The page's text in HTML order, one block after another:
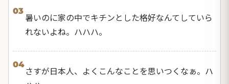
03
暑いのに家の中でキチンとした格好なんてしていら
れないよね。ハハハ。
04
さすが日本人、よくこんなことを思いつくなぁ。ハ